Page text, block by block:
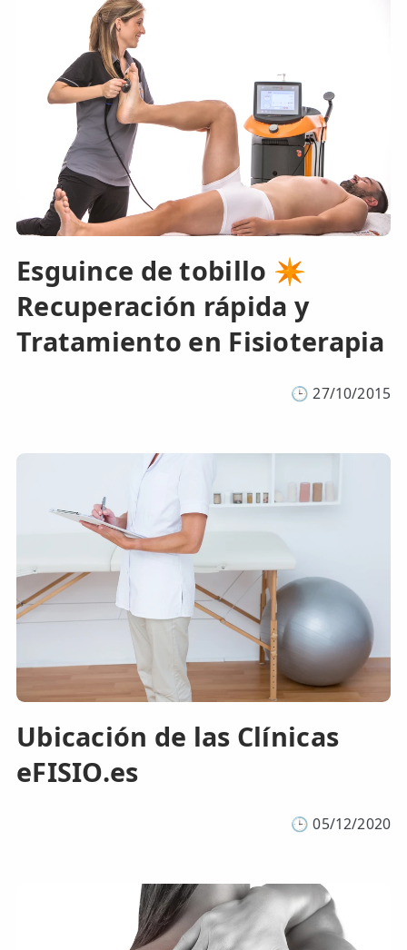
Esguince de tobillo ✴️
Recuperación rápida y
Tratamiento en Fisioterapia
🕒 27/10/2015
Ubicación de las Clínicas
eFISIO.es
🕒 05/12/2020